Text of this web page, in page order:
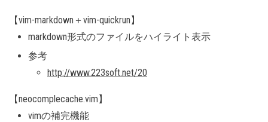
【vim-markdown＋vim-quickrun】
markdown形式のファイルをハイライト表示
参考
http://www.223soft.net/20
【neocomplecache.vim】
vimの補完機能